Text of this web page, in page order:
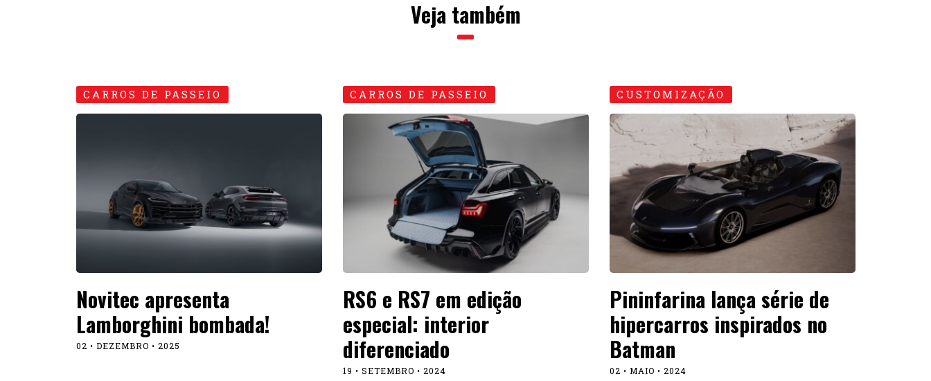
Lamborghini bombada!
02 • DEZEMBRO • 2025
especial: interior
diferenciado
19 • SETEMBRO • 2024
hipercarros inspirados no
Batman
02 • MAIO • 2024
CUSTOMIZAÇÃO CUSTOMIZAÇÃO CUSTOMIZAÇÃO